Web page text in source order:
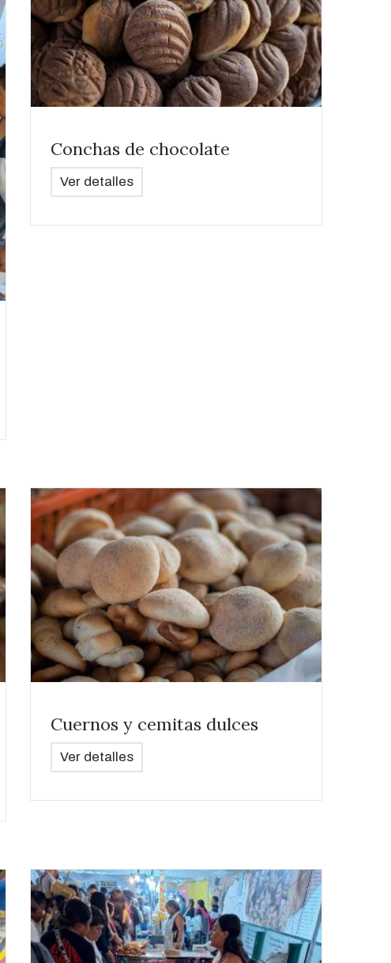
Conchas de chocolate
Ver detalles
Cuernos y cemitas dulces
Ver detalles